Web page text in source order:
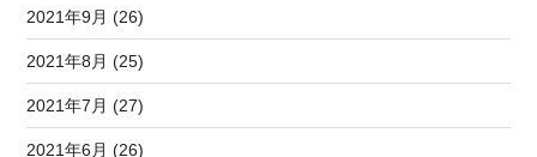
2021年9月 (26)
2021年8月 (25)
2021年7月 (27)
2021年6月 (26)